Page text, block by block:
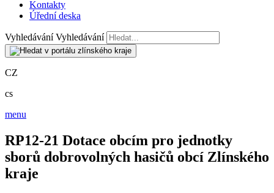
Kontakty
Úřední deska
Vyhledávání Vyhledávání
CZ
cs
menu
RP12-21 Dotace obcím pro jednotky
sborů dobrovolných hasičů obcí Zlínského
kraje